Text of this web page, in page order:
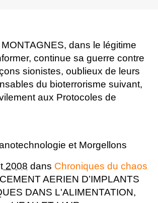
dans le légitime
continue sa guerre contre
sionistes, oublieux de leurs
du bioterrorisme suivant,
aux Protocoles de
et Morgellons
2008 dans Chroniques du chaos
AERIEN D’IMPLANTS
DANS L'ALIMENTATION,